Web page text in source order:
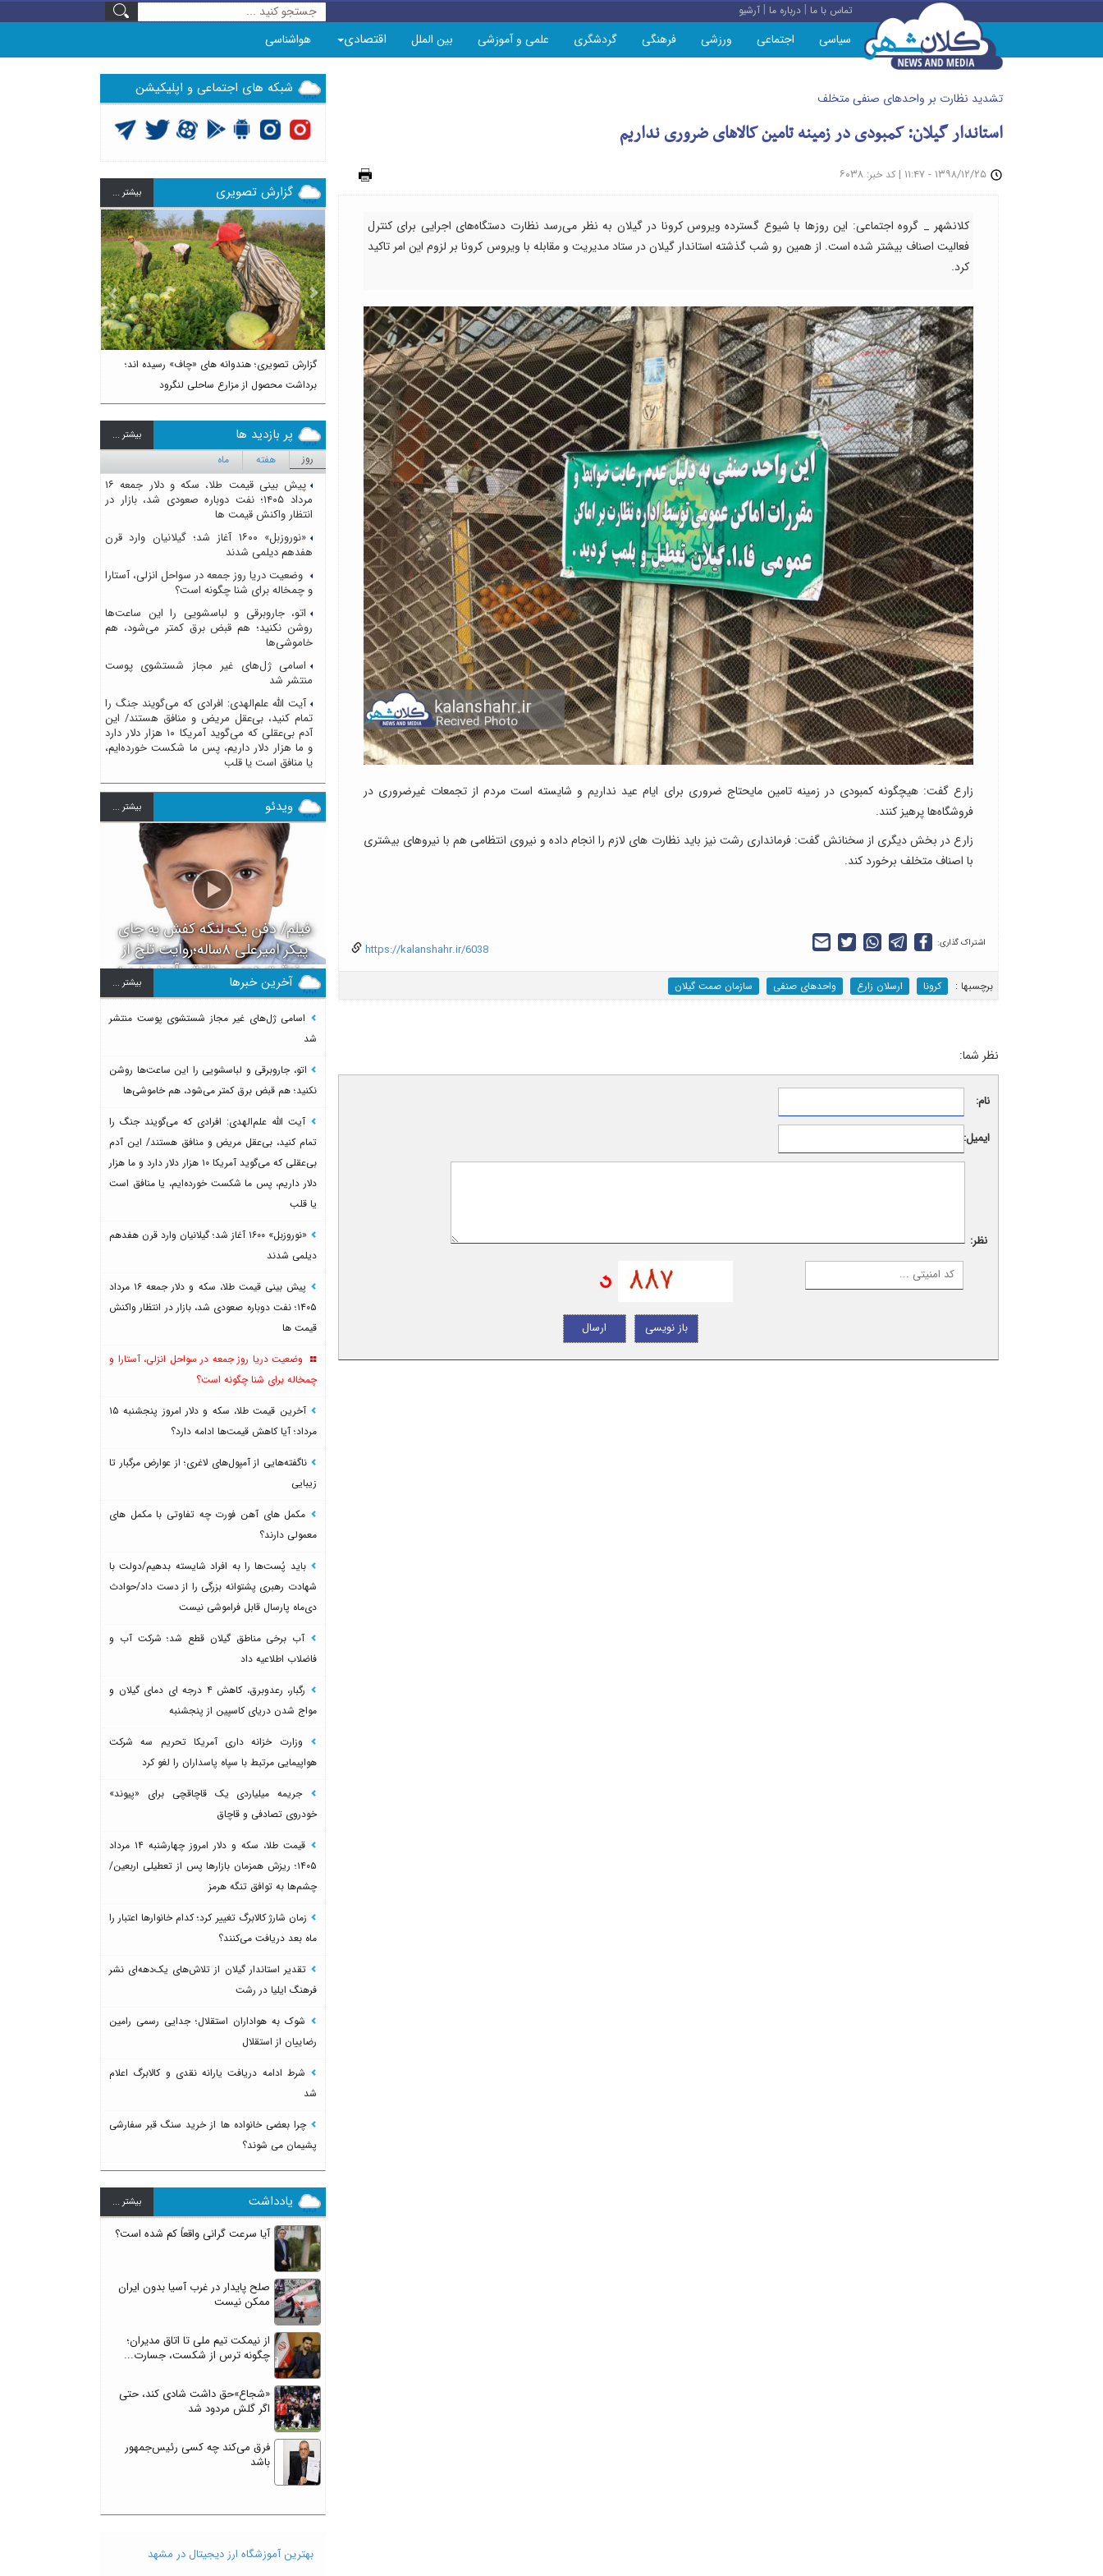
تماس با ما |درباره ما |آرشیو
سیاسی اجتماعی ورزشی فرهنگی گردشگری علمی و آموزشی بین الملل اقتصادی هواشناسی
تشدید نظارت بر واحدهای صنفی متخلف
استاندار گیلان: کمبودی در زمینه تامین کالاهای ضروری نداریم
| کد خبر: ۶۰۳۸
کلانشهر _ گروه اجتماعی: این روزها با شیوع گسترده ویروس کرونا در گیلان به نظر می‌رسد نظارت دستگاه‌های اجرایی برای کنترل
فعالیت اصناف بیشتر شده است. از همین رو شب گذشته استاندار گیلان در ستاد مدیریت و مقابله با ویروس کرونا بر لزوم این امر تاکید
کرد.
زارع گفت: هیچگونه کمبودی در زمینه تامین مایحتاج ضروری برای ایام عید نداریم و شایسته است مردم از تجمعات غیرضروری در
فروشگاه‌ها پرهیز کنند.
زارع در بخش دیگری از سخنانش گفت: فرمانداری رشت نیز باید نظارت های لازم را انجام داده و نیروی انتظامی هم با نیروهای بیشتری
با اصناف متخلف برخورد کند.
https://kalanshahr.ir/6038 اشتراک گذاری:
برچسب‎ها : کرونا ارسلان زارع واحدهای صنفی سازمان صمت گیلان
نظر شما:
نام:
ایمیل:
نظر:
ارسال باز نویسی
شبکه های اجتماعی و اپلیکیشن
گزارش تصویری بيشتر ...
گزارش تصویری؛ هندوانه های «چاف» رسیده اند؛
برداشت محصول از مزارع ساحلی لنگرود
Previous Next
پر بازدید ها بيشتر ...
روز هفته ماه
پیش بینی قیمت طلا، سکه و دلار جمعه ۱۶
مرداد ۱۴۰۵؛ نفت دوباره صعودی شد، بازار در
انتظار واکنش قیمت ها
«نوروزبل» ۱۶۰۰ آغاز شد؛ گیلانیان وارد قرن
هفدهم دیلمی شدند
وضعیت دریا روز جمعه در سواحل انزلی، آستارا
و چمخاله برای شنا چگونه است؟
اتو، جاروبرقی و لباسشویی را این ساعت‌ها
روشن نکنید؛ هم قبض برق کمتر می‌شود، هم
خاموشی‌ها
اسامی ژل‌های غیر مجاز شستشوی پوست
منتشر شد
آیت الله علم‌الهدی: افرادی که می‌گویند جنگ را
تمام کنید، بی‌عقل مریض و منافق هستند/ این
آدم بی‌عقلی که می‌گوید آمریکا ۱۰ هزار دلار دارد
و ما هزار دلار داریم، پس ما شکست خورده‌ایم،
یا منافق است یا قلب
ویدئو بيشتر ...
فیلم/ دفن یک لنگه کفش به جای
پیکر امیرعلی ۸ساله؛روایت تلخ از
سرنوشت دومین دانش آموز مدرسه
میناب بعد از ماکان
آخرین خبرها بيشتر ...
اسامی ژل‌های غیر مجاز شستشوی پوست منتشر
شد
اتو، جاروبرقی و لباسشویی را این ساعت‌ها روشن
نکنید؛ هم قبض برق کمتر می‌شود، هم خاموشی‌ها
آیت الله علم‌الهدی: افرادی که می‌گویند جنگ را
تمام کنید، بی‌عقل مریض و منافق هستند/ این آدم
بی‌عقلی که می‌گوید آمریکا ۱۰ هزار دلار دارد و ما هزار
دلار داریم، پس ما شکست خورده‌ایم، یا منافق است
یا قلب
«نوروزبل» ۱۶۰۰ آغاز شد؛ گیلانیان وارد قرن هفدهم
دیلمی شدند
پیش بینی قیمت طلا، سکه و دلار جمعه ۱۶ مرداد
۱۴۰۵؛ نفت دوباره صعودی شد، بازار در انتظار واکنش
قیمت ها
وضعیت دریا روز جمعه در سواحل انزلی، آستارا و
چمخاله برای شنا چگونه است؟
آخرین قیمت طلا، سکه و دلار امروز پنجشنبه ۱۵
مرداد؛ آیا کاهش قیمت‌ها ادامه دارد؟
ناگفته‌هایی از آمپول‌های لاغری؛ از عوارض مرگبار تا
زیبایی
مکمل های آهن فورت چه تفاوتی با مکمل های
معمولی دارند؟
باید پُست‌ها را به افراد شایسته بدهیم/دولت با
شهادت رهبری پشتوانه بزرگی را از دست داد/حوادث
دی‌ماه پارسال قابل فراموشی نیست
آب برخی مناطق گیلان قطع شد؛ شرکت آب و
فاضلاب اطلاعیه داد
رگبار، رعدوبرق، کاهش ۴ درجه ای دمای گیلان و
مواج شدن دریای کاسپین از پنجشنبه
وزارت خزانه داری آمریکا تحریم سه شرکت
هواپیمایی مرتبط با سپاه پاسداران را لغو کرد
جریمه میلیاردی یک قاچاقچی برای «پیوند»
خودروی تصادفی و قاچاق
قیمت طلا، سکه و دلار امروز چهارشنبه ۱۴ مرداد
۱۴۰۵؛ ریزش همزمان بازارها پس از تعطیلی اربعین/
چشم‌ها به توافق تنگه هرمز
زمان شارژ کالابرگ تغییر کرد؛ کدام خانوارها اعتبار را
ماه بعد دریافت می‌کنند؟
تقدیر استاندار گیلان از تلاش‌های یک‌دهه‌ای نشر
فرهنگ ایلیا در رشت
شوک به هواداران استقلال؛ جدایی رسمی رامین
رضاییان از استقلال
شرط ادامه دریافت یارانه نقدی و کالابرگ اعلام
شد
چرا بعضی خانواده ها از خرید سنگ قبر سفارشی
پشیمان می شوند؟
یادداشت بيشتر ...
آیا سرعت گرانی واقعاً کم شده است؟
صلح پایدار در غرب آسیا بدون ایران
ممکن نیست
از نیمکت تیم ملی تا اتاق مدیران؛
چگونه ترس از شکست، جسارت...
«شجاع»حق داشت شادی کند، حتی
اگر گلش مردود شد
فرق می‌کند چه کسی رئیس‌جمهور
باشد
بهترین آموزشگاه ارز دیجیتال در مشهد